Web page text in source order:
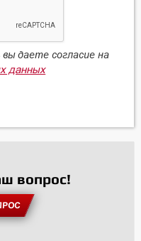
даете согласие на
данных
вопрос!